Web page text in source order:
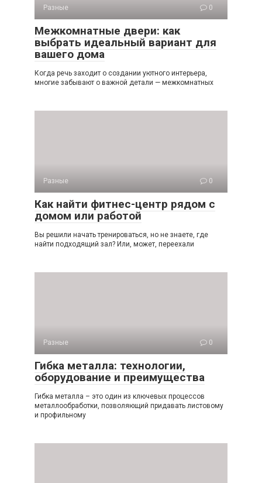
Разные 0
Межкомнатные двери: как
выбрать идеальный вариант для
вашего дома
Когда речь заходит о создании уютного интерьера,
многие забывают о важной детали — межкомнатных
Разные 0
Как найти фитнес-центр рядом с
домом или работой
Вы решили начать тренироваться, но не знаете, где
найти подходящий зал? Или, может, переехали
Разные 0
Гибка металла: технологии,
оборудование и преимущества
Гибка металла – это один из ключевых процессов
металлообработки, позволяющий придавать листовому
и профильному